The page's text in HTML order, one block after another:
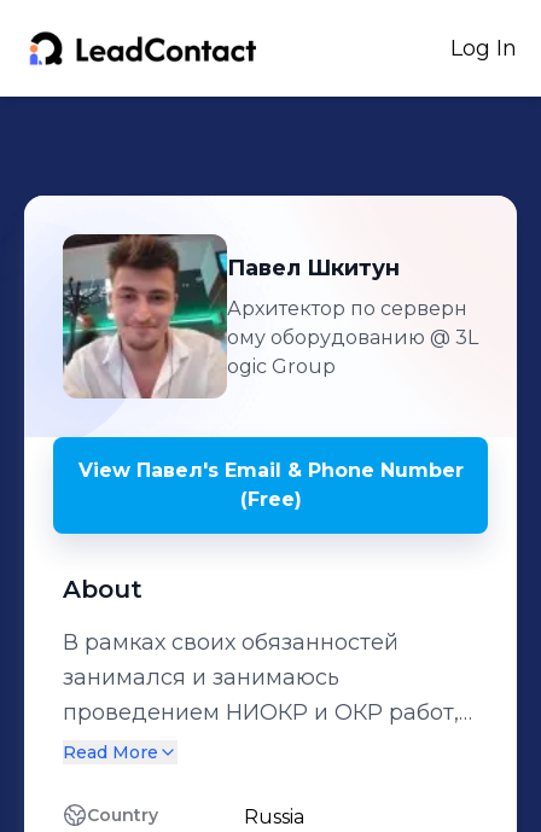
Log In
Павел Шкитун
Архитектор по серверн
ому оборудованию @ 3L
ogic Group
View Павел'sEmail & Phone Number
(Free)
About
В рамках своих обязанностей
занимался и занимаюсь
проведением НИОКР и ОКР работ,
разработкой опытных образцов
для них, а также выявлением
Read More
Country Russia